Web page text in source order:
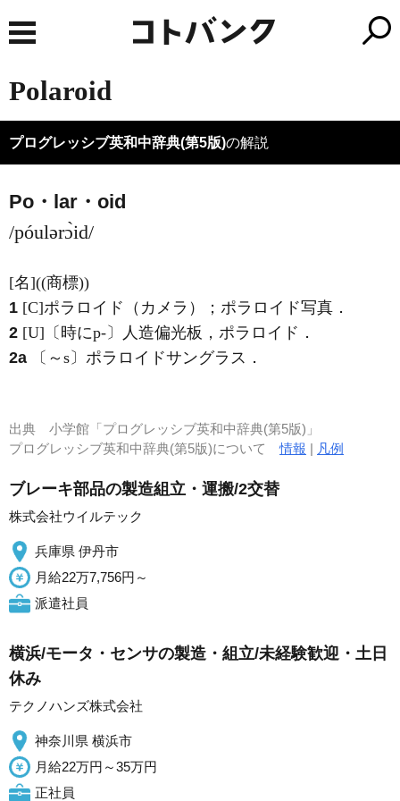
Polaroid
プログレッシブ英和中辞典(第5版)の解説
Po・lar・oid
/póulərɔ̀id/
[名]((商標))
1 [C]ポラロイド（カメラ）；ポラロイド写真 ．
2 [U] 〔時にp-〕人造偏光板，ポラロイド ．
2a 〔～s〕ポラロイドサングラス ．
出典 小学館「プログレッシブ英和中辞典(第5版)」
プログレッシブ英和中辞典(第5版)について情報 | 凡例
ブレーキ部品の製造組立・運搬/2交替
株式会社ウイルテック
兵庫県 伊丹市
月給22万7,756円～
派遣社員
横浜/モータ・センサの製造・組立/未経験歓迎・土日
休み
テクノハンズ株式会社
神奈川県 横浜市
月給22万円～35万円
正社員